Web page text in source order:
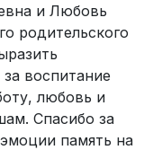
и Любовь
родительского
воспитание
любовь и
Спасибо за
память на